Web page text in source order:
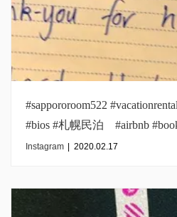
#sappororoom522
#bios #札幌民泊 #airbnb
#inmysapporo#australia
Instagram | 2020.02.17